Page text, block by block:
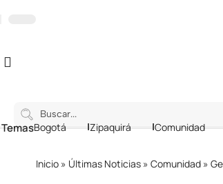
Bogotá Zipaquirá Comunidad
Inicio » Últimas Noticias » Comunidad »